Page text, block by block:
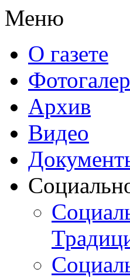
Меню
О газете
Архив
Видео